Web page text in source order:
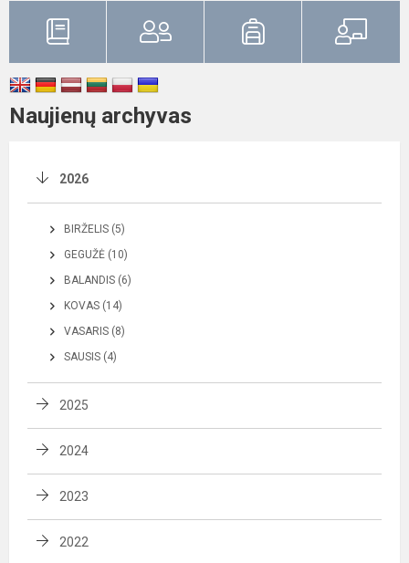
Naujienų archyvas
2026
BIRŽELIS (5)
GEGUŽĖ (10)
BALANDIS (6)
KOVAS (14)
VASARIS (8)
SAUSIS (4)
2025
2024
2023
2022